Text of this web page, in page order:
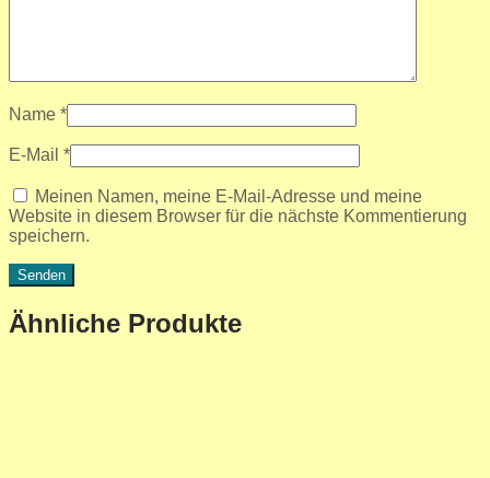
Name *
E-Mail *
Meinen Namen, meine E-Mail-Adresse und meine
Website in diesem Browser für die nächste Kommentierung
speichern.
Ähnliche Produkte